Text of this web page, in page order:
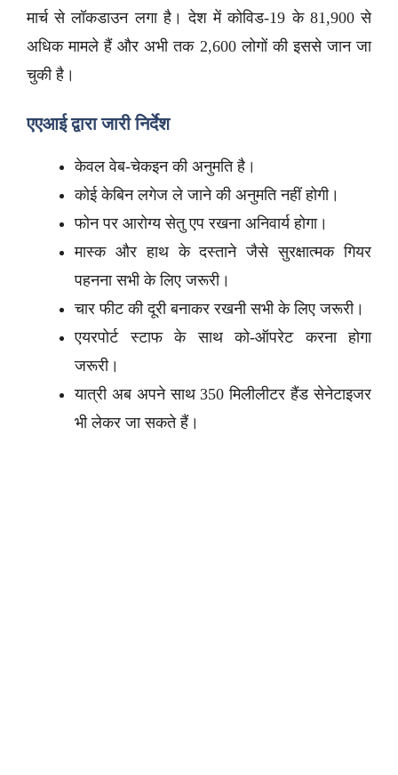
मार्च से लॉकडाउन लगा है। देश में कोविड-19 के 81,900 से
अधिक मामले हैं और अभी तक 2,600 लोगों की इससे जान जा
चुकी है।
एएआई द्वारा जारी निर्देश
केवल वेब-चेकइन की अनुमति है।
कोई केबिन लगेज ले जाने की अनुमति नहीं होगी।
फोन पर आरोग्य सेतु एप रखना अनिवार्य होगा।
मास्क और हाथ के दस्ताने जैसे सुरक्षात्मक गियर
पहनना सभी के लिए जरूरी।
चार फीट की दूरी बनाकर रखनी सभी के लिए जरूरी।
एयरपोर्ट स्टाफ के साथ को-ऑपरेट करना होगा
जरूरी।
यात्री अब अपने साथ 350 मिलीलीटर हैंड सेनेटाइजर
भी लेकर जा सकते हैं।